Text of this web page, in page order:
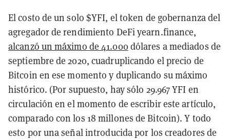
El costo de un solo $YFI, el token de gobernanza del
agregador de rendimiento DeFi yearn.finance,
alcanzó un máximo de 41.000dólares a mediados de
septiembre de 2020, cuadruplicando el precio de
Bitcoin en ese momento y duplicando su máximo
histórico. (Por supuesto, hay sólo 29.967 YFI en
circulación en el momento de escribir este artículo,
comparado con los 18 millones de Bitcoin). Y todo
esto por una señal introducida por los creadores de